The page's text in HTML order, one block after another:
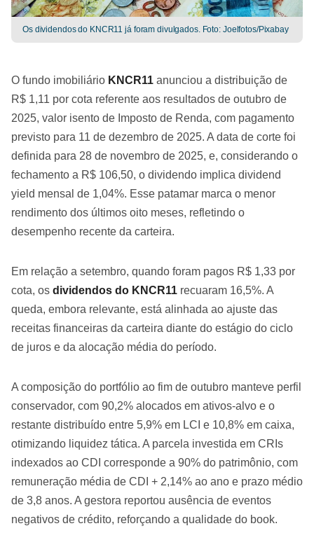
Os dividendos do KNCR11 já foram divulgados. Foto: Joelfotos/Pixabay
O fundo imobiliário KNCR11 anunciou a distribuição de
R$ 1,11 por cota referente aos resultados de outubro de
2025, valor isento de Imposto de Renda, com pagamento
previsto para 11 de dezembro de 2025. A data de corte foi
definida para 28 de novembro de 2025, e, considerando o
fechamento a R$ 106,50, o dividendo implica dividend
yield mensal de 1,04%. Esse patamar marca o menor
rendimento dos últimos oito meses, refletindo o
desempenho recente da carteira.
Em relação a setembro, quando foram pagos R$ 1,33 por
cota, os dividendos do KNCR11 recuaram 16,5%. A
queda, embora relevante, está alinhada ao ajuste das
receitas financeiras da carteira diante do estágio do ciclo
de juros e da alocação média do período.
A composição do portfólio ao fim de outubro manteve perfil
conservador, com 90,2% alocados em ativos-alvo e o
restante distribuído entre 5,9% em LCI e 10,8% em caixa,
otimizando liquidez tática. A parcela investida em CRIs
indexados ao CDI corresponde a 90% do patrimônio, com
remuneração média de CDI + 2,14% ao ano e prazo médio
de 3,8 anos. A gestora reportou ausência de eventos
negativos de crédito, reforçando a qualidade do book.